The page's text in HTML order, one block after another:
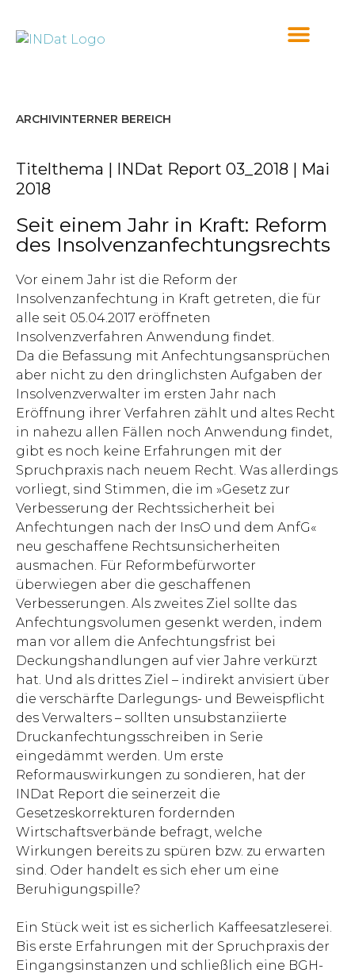
ARCHIVINTERNER BEREICH
Titelthema | INDat Report 03_2018 | Mai
2018
Seit einem Jahr in Kraft: Reform
des Insolvenzanfechtungsrechts
Vor einem Jahr ist die Reform der
Insolvenzanfechtung in Kraft getreten, die für
alle seit 05.04.2017 eröffneten
Insolvenzverfahren Anwendung findet.
Da die Befassung mit Anfechtungsansprüchen
aber nicht zu den dringlichsten Aufgaben der
Insolvenzverwalter im ersten Jahr nach
Eröffnung ihrer Verfahren zählt und altes Recht
in nahezu allen Fällen noch Anwendung findet,
gibt es noch keine Erfahrungen mit der
Spruchpraxis nach neuem Recht. Was allerdings
vorliegt, sind Stimmen, die im »Gesetz zur
Verbesserung der Rechtssicherheit bei
Anfechtungen nach der InsO und dem AnfG«
neu geschaffene Rechtsun­sicherheiten
ausmachen. Für Reformbefürworter
überwiegen aber die geschaffenen
Verbesserungen. Als zweites Ziel sollte das
Anfechtungsvolumen gesenkt werden, indem
man vor allem die Anfechtungsfrist bei
Deckungshandlungen auf vier Jahre verkürzt
hat. Und als drittes Ziel – indirekt anvisiert über
die verschärfte Darlegungs- und Beweispflicht
des Verwalters – sollten unsubstanziierte
Druckanfechtungsschreiben in Serie
eingedämmt werden. Um erste
Reformauswirkungen zu sondieren, hat der
INDat Report die seinerzeit die
Gesetzeskorrekturen fordernden
Wirtschaftsverbände befragt, welche
Wirkungen bereits zu spüren bzw. zu erwarten
sind. Oder handelt es sich eher um eine
Beruhigungspille?
Ein Stück weit ist es sicherlich Kaffeesatzleserei.
Bis erste Erfahrungen mit der Spruchpraxis der
Eingangsinstanzen und schließlich eine BGH-